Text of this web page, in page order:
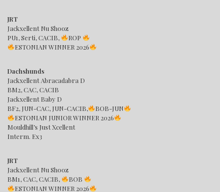
JRT
Jackxellent Nu Shooz
PU1, Serti, CACIB,
ROP
ESTONIAN WINNER 2026
Dachshunds
Jackxellent Abracadabra D
BM2, CAC, CACIB
Jackxellent Baby D
BF2, JUN-CAC, JUN-CACIB,
BOB-JUN
ESTONIAN JUNIOR WINNER 2026
Mouldhill’s Just Xcellent
Interm. Ex3
JRT
Jackxellent Nu Shooz
BM1, CAC, CACIB,
BOB
ESTONIAN WINNER 2026